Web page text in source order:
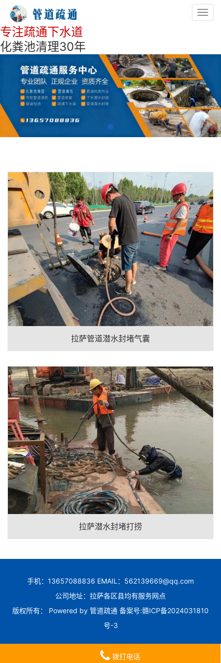
专注疏通下水道
化粪池清理30年
拉萨管道潜水封堵气囊
拉萨潜水封堵打捞
手机：13657088836 EMAIL：562139669@qq.com
公司地址：拉萨各区县均有服务网点
版权所有： Powered by 管道疏通 备案号:赣ICP备2024031810
号-3
拨打电话